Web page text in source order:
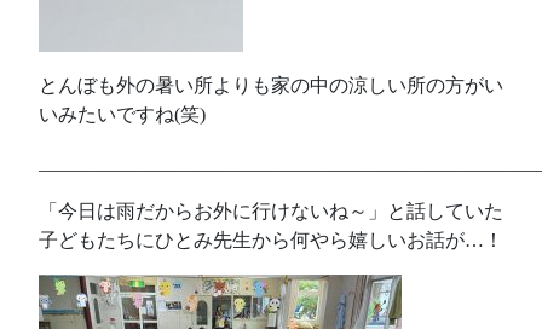
とんぼも外の暑い所よりも家の中の涼しい所の方がい
いみたいですね(笑)
「今日は雨だからお外に行けないね～」と話していた
子どもたちにひとみ先生から何やら嬉しいお話が…！